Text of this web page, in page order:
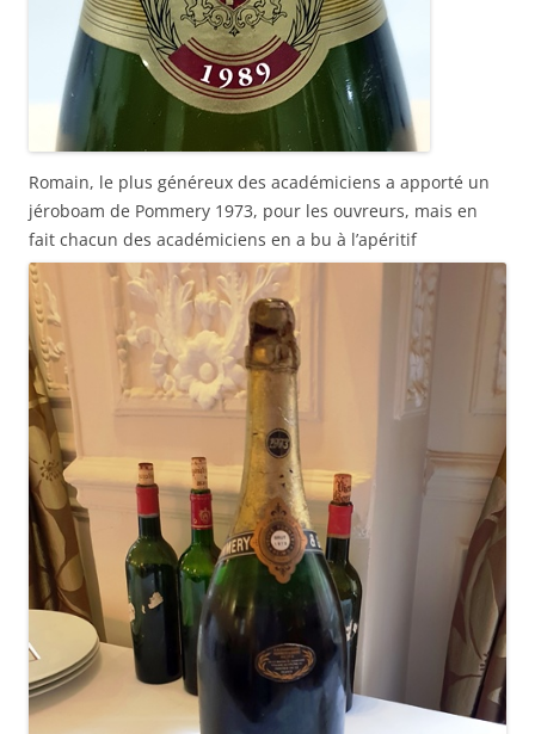
Romain, le plus généreux des académiciens a apporté un
jéroboam de Pommery 1973, pour les ouvreurs, mais en
fait chacun des académiciens en a bu à l’apéritif